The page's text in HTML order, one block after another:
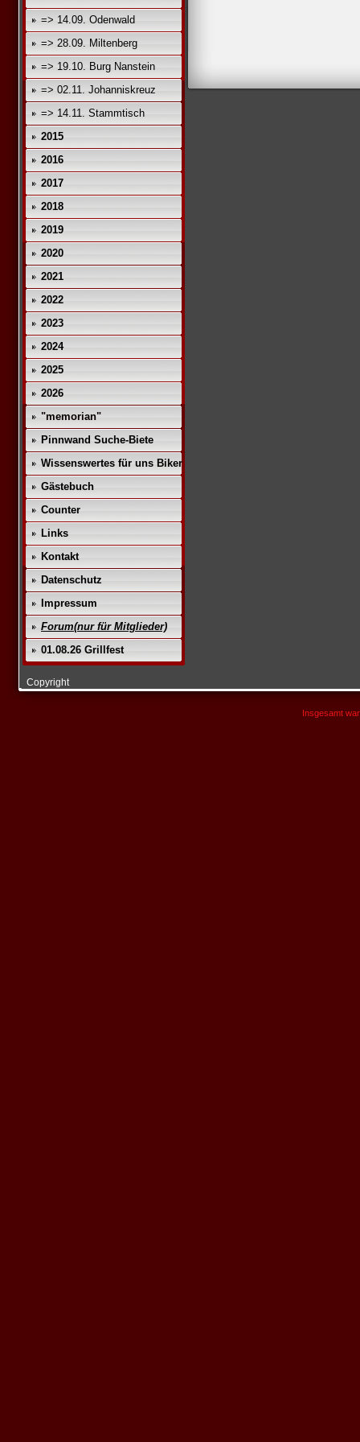
=> 14.09. Odenwald
=> 28.09. Miltenberg
=> 19.10. Burg Nanstein
=> 02.11. Johanniskreuz
=> 14.11. Stammtisch
2015
2016
2017
2018
2019
2020
2021
2022
2023
2024
2025
2026
"memorian"
Pinnwand Suche-Biete
Wissenswertes für uns Biker
Gästebuch
Counter
Links
Kontakt
Datenschutz
Impressum
Forum(nur für Mitglieder)
01.08.26 Grillfest
Copyright
Insgesamt